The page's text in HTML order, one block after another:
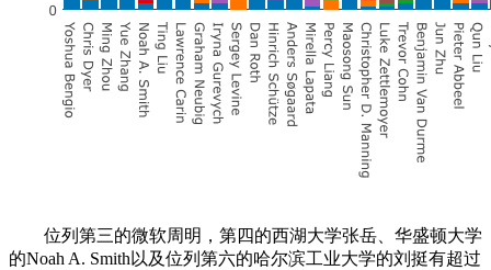
位列第三的微软周明，第四的西湖大学张岳、华盛顿大学
的Noah A. Smith以及位列第六的哈尔滨工业大学的刘挺有超过